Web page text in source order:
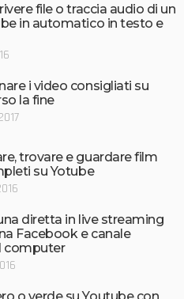
file o traccia audio di un
in automatico in testo e
i video consigliati su
la fine
trovare e guardare film
su Yotube
diretta in live streaming
Facebook e canale
computer